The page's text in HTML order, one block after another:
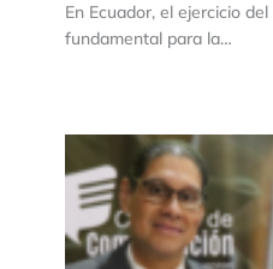
En Ecuador, el ejercicio
fundamental para la…